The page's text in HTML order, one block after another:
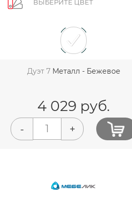
ВЫБЕРИТЕ ЦВЕТ
Дуэт 7 Металл - Бежевое
4 029 руб.
- +